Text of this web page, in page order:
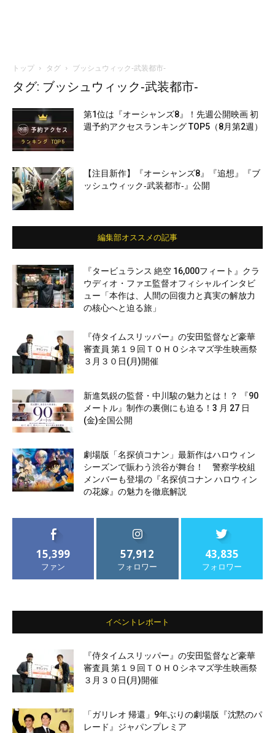
トップ タグ ブッシュウィック‐武装都市‐
タグ: ブッシュウィック‐武装都市‐
第1位は『オーシャンズ8』！先週公開映画 初
週予約アクセスランキング TOP5（8月第2週）
【注目新作】『オーシャンズ8』『追想』『ブ
ッシュウィック‐武装都市‐』公開
編集部オススメの記事
『タービュランス 絶空 16,000フィート』クラ
ウディオ・ファエ監督オフィシャルインタビ
ュー「本作は、人間の回復力と真実の解放力
の核心へと迫る旅」
『侍タイムスリッパー』の安田監督など豪華
審査員 第１９回ＴＯＨＯシネマズ学生映画祭
３月３０日(月)開催
新進気鋭の監督・中川駿の魅力とは！？ 『90
メートル』制作の裏側にも迫る！3 月 27 日
(金)全国公開
劇場版「名探偵コナン」最新作はハロウィン
シーズンで賑わう渋谷が舞台！ 警察学校組
メンバーも登場の『名探偵コナン ハロウィン
の花嫁』の魅力を徹底解説
15,399
ファン
57,912
フォロワー
43,835
フォロワー
イベントレポート
『侍タイムスリッパー』の安田監督など豪華
審査員 第１９回ＴＯＨＯシネマズ学生映画祭
３月３０日(月)開催
「ガリレオ 帰還」9年ぶりの劇場版『沈黙のパ
レード』ジャパンプレミア